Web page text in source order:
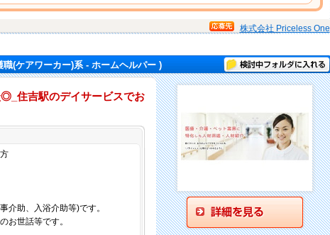
株式会社 Priceless One
(ケアワーカー)系 - ホームヘルパー ) 検討中フォルダに入れる
◎_住吉駅のデイサービスでお
す♪】
介助、入浴介助等)です。
お世話等です。